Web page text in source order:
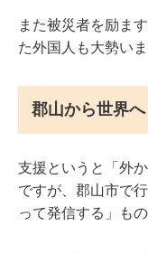
また被災者を励ま
た外国人も大勢いま
郡山から世界へ
支援というと「外
ですが、郡山市で
って発信する」も